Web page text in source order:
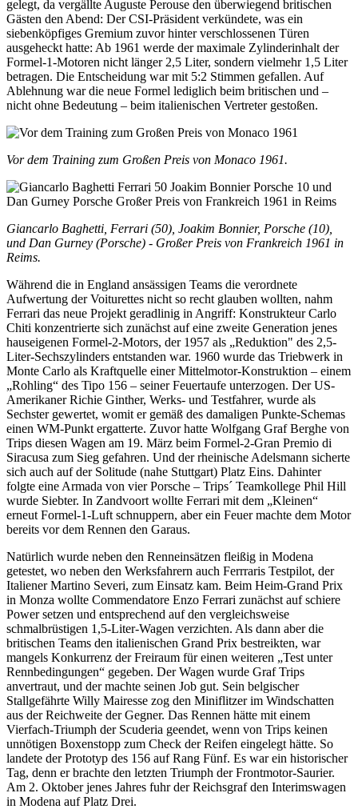
gelegt, da vergällte Auguste Perouse den überwiegend britischen
Gästen den Abend: Der CSI-Präsident verkündete, was ein
siebenköpfiges Gremium zuvor hinter verschlossenen Türen
ausgeheckt hatte: Ab 1961 werde der maximale Zylinderinhalt der
Formel-1-Motoren nicht länger 2,5 Liter, sondern vielmehr 1,5 Liter
betragen. Die Entscheidung war mit 5:2 Stimmen gefallen. Auf
Ablehnung war die neue Formel lediglich beim britischen und –
nicht ohne Bedeutung – beim italienischen Vertreter gestoßen.
Vor dem Training zum Großen Preis von Monaco 1961.
Giancarlo Baghetti, Ferrari (50), Joakim Bonnier, Porsche (10),
und Dan Gurney (Porsche) - Großer Preis von Frankreich 1961 in
Reims.
Während die in England ansässigen Teams die verordnete
Aufwertung der Voiturettes nicht so recht glauben wollten, nahm
Ferrari das neue Projekt geradlinig in Angriff: Konstrukteur Carlo
Chiti konzentrierte sich zunächst auf eine zweite Generation jenes
hauseigenen Formel-2-Motors, der 1957 als „Reduktion" des 2,5-
Liter-Sechszylinders entstanden war. 1960 wurde das Triebwerk in
Monte Carlo als Kraftquelle einer Mittelmotor-Konstruktion – einem
„Rohling“ des Tipo 156 – seiner Feuertaufe unterzogen. Der US-
Amerikaner Richie Ginther, Werks- und Testfahrer, wurde als
Sechster gewertet, womit er gemäß des damaligen Punkte-Schemas
einen WM-Punkt ergatterte. Zuvor hatte Wolfgang Graf Berghe von
Trips diesen Wagen am 19. März beim Formel-2-Gran Premio di
Siracusa zum Sieg gefahren. Und der rheinische Adelsmann sicherte
sich auch auf der Solitude (nahe Stuttgart) Platz Eins. Dahinter
folgte eine Armada von vier Porsche – Trips´ Teamkollege Phil Hill
wurde Siebter. In Zandvoort wollte Ferrari mit dem „Kleinen“
erneut Formel-1-Luft schnuppern, aber ein Feuer machte dem Motor
bereits vor dem Rennen den Garaus.
Natürlich wurde neben den Renneinsätzen fleißig in Modena
getestet, wo neben den Werksfahrern auch Ferrraris Testpilot, der
Italiener Martino Severi, zum Einsatz kam. Beim Heim-Grand Prix
in Monza wollte Commendatore Enzo Ferrari zunächst auf schiere
Power setzen und entsprechend auf den vergleichsweise
schmalbrüstigen 1,5-Liter-Wagen verzichten. Als dann aber die
britischen Teams den italienischen Grand Prix bestreikten, war
mangels Konkurrenz der Freiraum für einen weiteren „Test unter
Rennbedingungen“ gegeben. Der Wagen wurde Graf Trips
anvertraut, und der machte seinen Job gut. Sein belgischer
Stallgefährte Willy Mairesse zog den Miniflitzer im Windschatten
aus der Reichweite der Gegner. Das Rennen hätte mit einem
Vierfach-Triumph der Scuderia geendet, wenn von Trips keinen
unnötigen Boxenstopp zum Check der Reifen eingelegt hätte. So
landete der Prototyp des 156 auf Rang Fünf. Es war ein historischer
Tag, denn er brachte den letzten Triumph der Frontmotor-Saurier.
Am 2. Oktober jenes Jahres fuhr der Reichsgraf den Interimswagen
in Modena auf Platz Drei.